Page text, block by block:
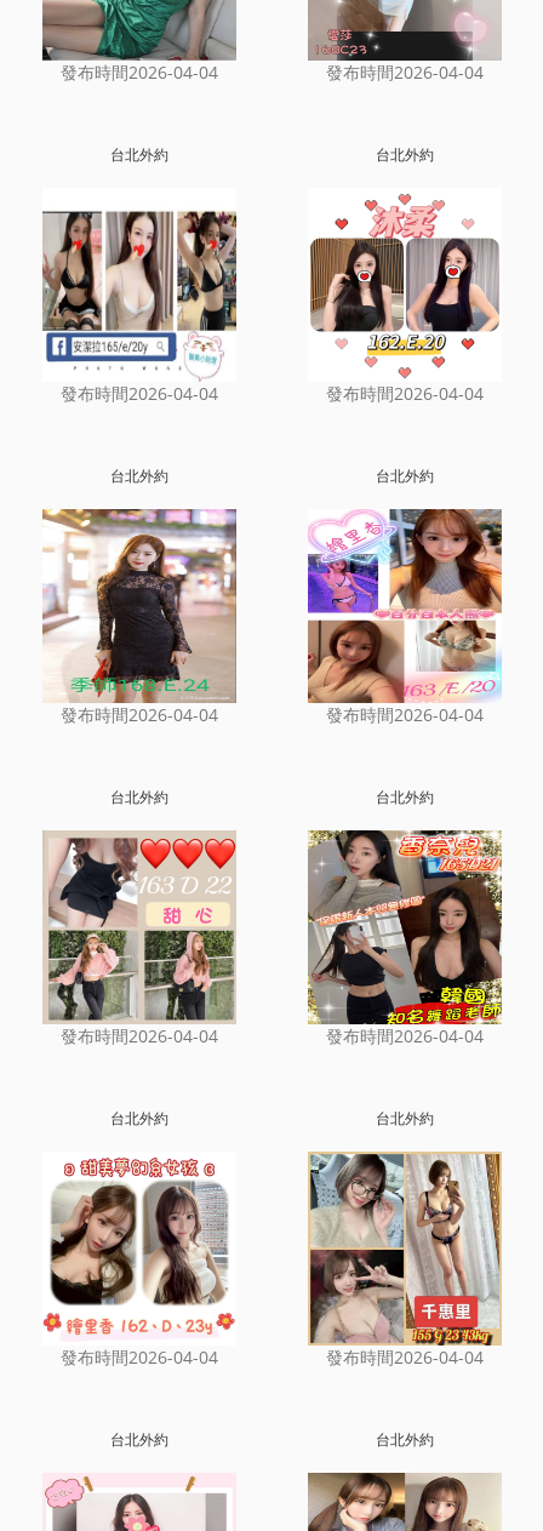
發布時間2026-04-04 發布時間2026-04-04
台北外約
發布時間2026-04-04
台北外約
發布時間2026-04-04
台北外約
發布時間2026-04-04
台北外約
發布時間2026-04-04
台北外約
發布時間2026-04-04
台北外約
發布時間2026-04-04
台北外約
發布時間2026-04-04
台北外約
發布時間2026-04-04
台北外約 台北外約